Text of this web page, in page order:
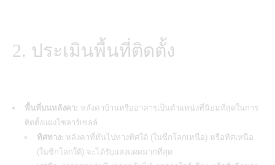
2. ประเมินพื้นที่ติดตั้ง
พื้นที่บนหลังคา: หลังคาบ้านหรืออาคารเป็นตำแหน่งที่นิยมที่สุดในการ
ติดตั้งแผงโซลาร์เซลล์
ทิศทาง: หลังคาที่หันไปทางทิศใต้ (ในซีกโลกเหนือ) หรือทิศเหนือ
(ในซีกโลกใต้) จะได้รับแสงแดดมากที่สุด